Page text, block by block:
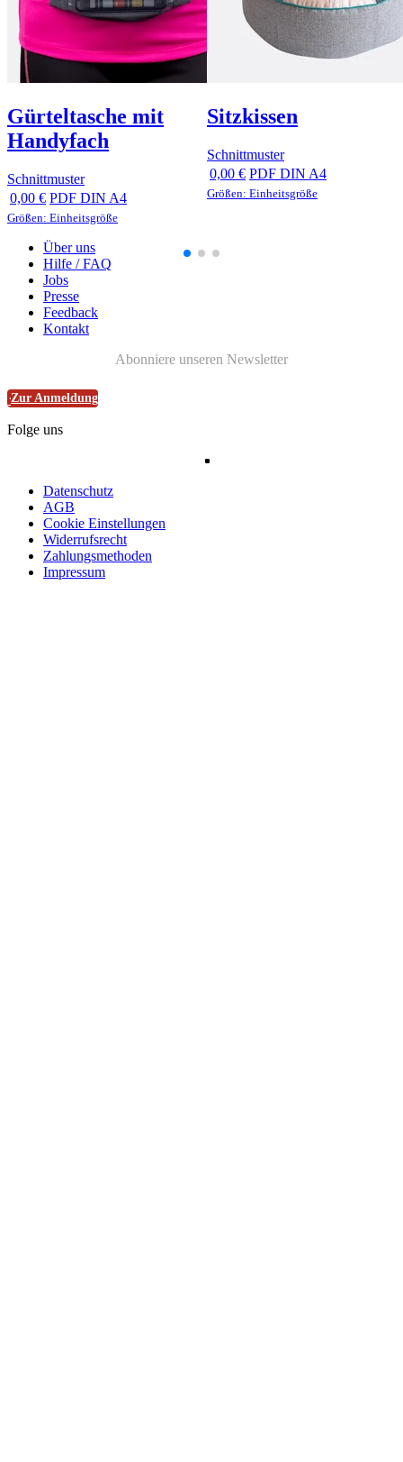
Gürteltasche mit
Handyfach
Schnittmuster
0,00 € PDF DIN A4
Größen: Einheitsgröße
Sitzkissen
Schnittmuster
0,00 € PDF DIN A4
Größen: Einheitsgröße
Über uns
Hilfe / FAQ
Jobs
Presse
Feedback
Kontakt
Abonniere unseren Newsletter
Zur Anmeldung
Folge uns
Datenschutz
AGB
Cookie Einstellungen
Widerrufsrecht
Zahlungsmethoden
Impressum